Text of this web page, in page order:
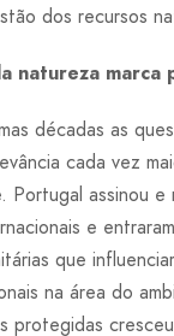
dos recursos
natureza marca
décadas as
cada vez
Portugal assinou e
e
que
na área do
protegidas